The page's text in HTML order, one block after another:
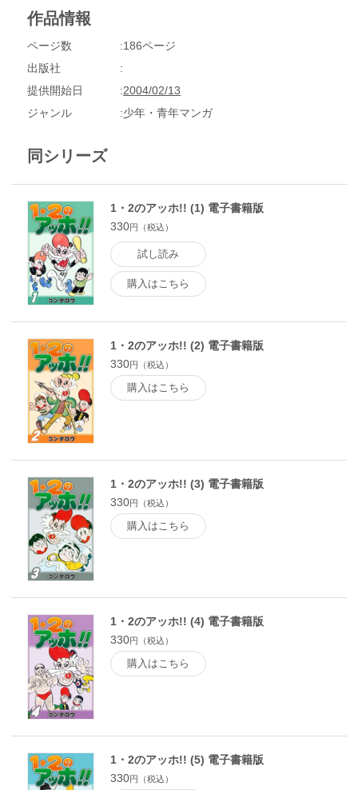
作品情報
ページ数
186ページ
出版社
提供開始日
2004/02/13
ジャンル
少年・青年マンガ
同シリーズ
1・2のアッホ!! (1) 電子書籍版
330円（税込）
試し読み
購入はこちら
1・2のアッホ!! (2) 電子書籍版
330円（税込）
購入はこちら
1・2のアッホ!! (3) 電子書籍版
330円（税込）
購入はこちら
1・2のアッホ!! (4) 電子書籍版
330円（税込）
購入はこちら
1・2のアッホ!! (5) 電子書籍版
330円（税込）